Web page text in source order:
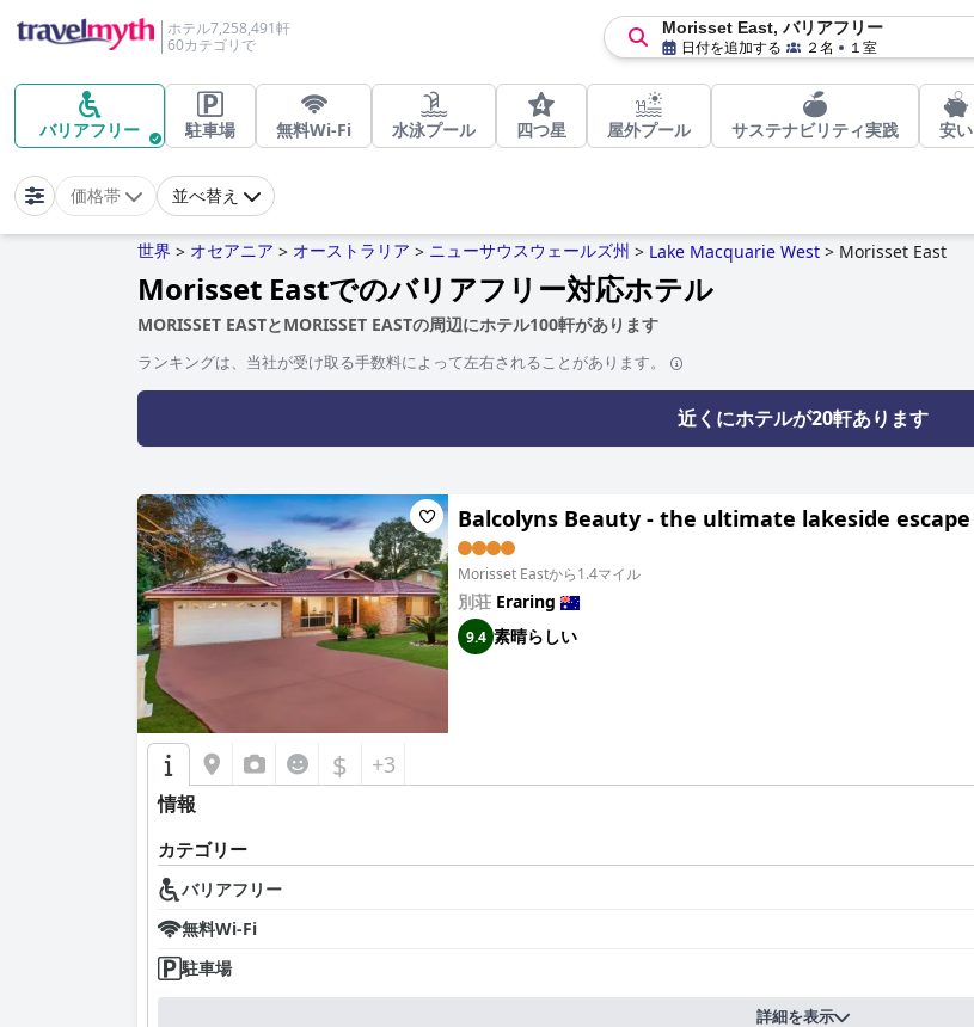
ホテル7,258,491軒
60カテゴリで
Morisset East, バリアフリー
日付を追加する ２名 １室
バリアフリー 駐車場 無料Wi-Fi 水泳プール 四つ星 屋外プール サステナビリティ実践 安い
価格帯 並べ替え
世界 > オセアニア > オーストラリア > ニューサウスウェールズ州 > Lake Macquarie West > Morisset East
Morisset Eastでのバリアフリー対応ホテル
MORISSET EASTとMORISSET EASTの周辺にホテル100軒があります
ランキングは、当社が受け取る手数料によって左右されることがあります。
近くにホテルが20軒あります
Balcolyns Beauty - the ultimate lakeside escape
Morisset Eastから1.4マイル
別荘 Eraring
9.4 素晴らしい
$ +3
情報
カテゴリー
バリアフリー
無料Wi-Fi
駐車場
詳細を表示